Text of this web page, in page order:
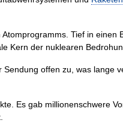
Tief in einen
Kern der nuklearen
offen zu, was lange
Es gab millionenschwere